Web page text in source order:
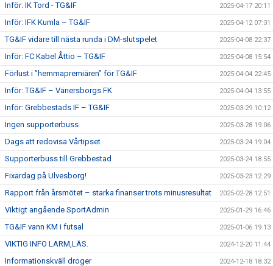
Inför: IK Tord - TG&IF 2025-04-17 20:11
Inför: IFK Kumla – TG&IF 2025-04-12 07:31
TG&IF vidare till nästa runda i DM-slutspelet 2025-04-08 22:37
Inför: FC Kabel Åttio – TG&IF 2025-04-08 15:54
Förlust i ”hemmapremiären” för TG&IF 2025-04-04 22:45
Inför: TG&IF – Vänersborgs FK 2025-04-04 13:55
Inför: Grebbestads IF – TG&IF 2025-03-29 10:12
Ingen supporterbuss 2025-03-28 19:06
Dags att redovisa Vårtipset 2025-03-24 19:04
Supporterbuss till Grebbestad 2025-03-24 18:55
Fixardag på Ulvesborg! 2025-03-23 12:29
Rapport från årsmötet – starka finanser trots minusresultat 2025-02-28 12:51
Viktigt angående SportAdmin 2025-01-29 16:46
TG&IF vann KM i futsal 2025-01-06 19:13
VIKTIG INFO LARM,LÄS. 2024-12-20 11:44
Informationskväll droger 2024-12-18 18:32